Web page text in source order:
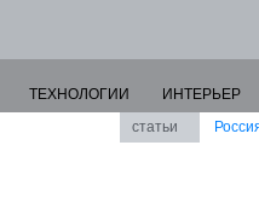
ТЕХНОЛОГИИ
ИНТЕРЬЕР
статьи